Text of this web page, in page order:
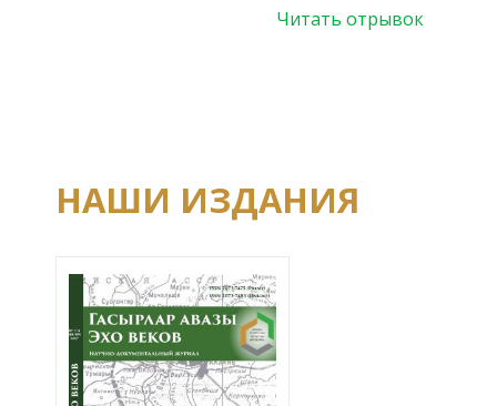
Читать отрывок
НАШИ ИЗДАНИЯ